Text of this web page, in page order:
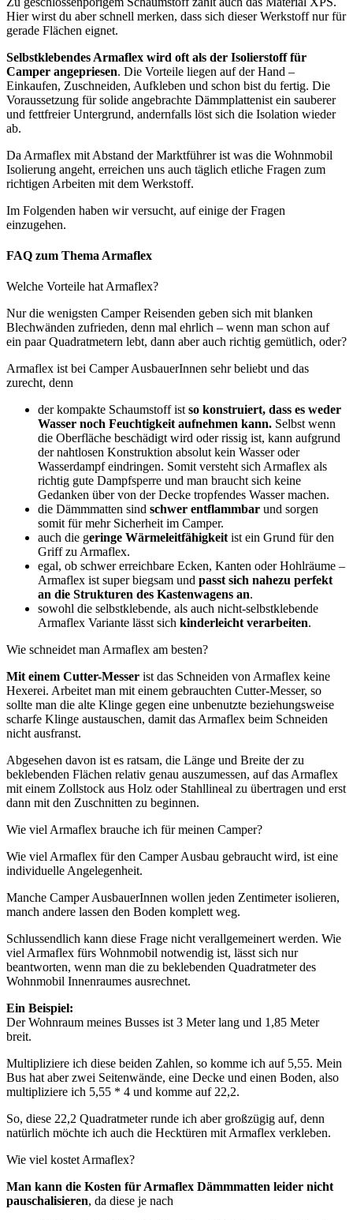
Hier wirst du aber schnell merken, dass sich dieser Werkstoff nur für
gerade Flächen eignet.
Selbstklebendes Armaflex wird oft als der Isolierstoff für
Camper angepriesen. Die Vorteile liegen auf der Hand –
Einkaufen, Zuschneiden, Aufkleben und schon bist du fertig. Die
Voraussetzung für solide angebrachte Dämmplattenist ein sauberer
und fettfreier Untergrund, andernfalls löst sich die Isolation wieder
ab.
Da Armaflex mit Abstand der Marktführer ist was die Wohnmobil
Isolierung angeht, erreichen uns auch täglich etliche Fragen zum
richtigen Arbeiten mit dem Werkstoff.
Im Folgenden haben wir versucht, auf einige der Fragen
einzugehen.
FAQ zum Thema Armaflex
Welche Vorteile hat Armaflex?
Nur die wenigsten Camper Reisenden geben sich mit blanken
Blechwänden zufrieden, denn mal ehrlich – wenn man schon auf
ein paar Quadratmetern lebt, dann aber auch richtig gemütlich, oder?
Armaflex ist bei Camper AusbauerInnen sehr beliebt und das
zurecht, denn
der kompakte Schaumstoff ist so konstruiert, dass es weder
Wasser noch Feuchtigkeit aufnehmen kann. Selbst wenn
die Oberfläche beschädigt wird oder rissig ist, kann aufgrund
der nahtlosen Konstruktion absolut kein Wasser oder
Wasserdampf eindringen. Somit versteht sich Armaflex als
richtig gute Dampfsperre und man braucht sich keine
Gedanken über von der Decke tropfendes Wasser machen.
die Dämmmatten sind schwer entflammbar und sorgen
somit für mehr Sicherheit im Camper.
auch die geringe Wärmeleitfähigkeit ist ein Grund für den
Griff zu Armaflex.
egal, ob schwer erreichbare Ecken, Kanten oder Hohlräume –
Armaflex ist super biegsam und passt sich nahezu perfekt
an die Strukturen des Kastenwagens an.
sowohl die selbstklebende, als auch nicht-selbstklebende
Armaflex Variante lässt sich kinderleicht verarbeiten.
Wie schneidet man Armaflex am besten?
Mit einem Cutter-Messer ist das Schneiden von Armaflex keine
Hexerei. Arbeitet man mit einem gebrauchten Cutter-Messer, so
sollte man die alte Klinge gegen eine unbenutzte beziehungsweise
scharfe Klinge austauschen, damit das Armaflex beim Schneiden
nicht ausfranst.
Abgesehen davon ist es ratsam, die Länge und Breite der zu
beklebenden Flächen relativ genau auszumessen, auf das Armaflex
mit einem Zollstock aus Holz oder Stahllineal zu übertragen und erst
dann mit den Zuschnitten zu beginnen.
Wie viel Armaflex brauche ich für meinen Camper?
Wie viel Armaflex für den Camper Ausbau gebraucht wird, ist eine
individuelle Angelegenheit.
Manche Camper AusbauerInnen wollen jeden Zentimeter isolieren,
manch andere lassen den Boden komplett weg.
Schlussendlich kann diese Frage nicht verallgemeinert werden. Wie
viel Armaflex fürs Wohnmobil notwendig ist, lässt sich nur
beantworten, wenn man die zu beklebenden Quadratmeter des
Wohnmobil Innenraumes ausrechnet.
Ein Beispiel:
Der Wohnraum meines Busses ist 3 Meter lang und 1,85 Meter
breit.
Multipliziere ich diese beiden Zahlen, so komme ich auf 5,55. Mein
Bus hat aber zwei Seitenwände, eine Decke und einen Boden, also
multipliziere ich 5,55 * 4 und komme auf 22,2.
So, diese 22,2 Quadratmeter runde ich aber großzügig auf, denn
natürlich möchte ich auch die Hecktüren mit Armaflex verkleben.
Wie viel kostet Armaflex?
Man kann die Kosten für Armaflex Dämmmatten leider nicht
pauschalisieren, da diese je nach